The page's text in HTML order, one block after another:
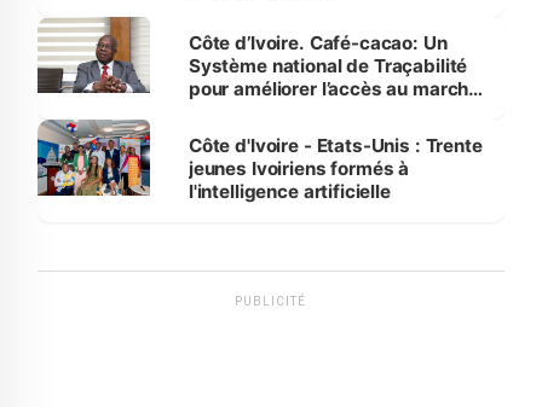
Côte d’Ivoire. Café-cacao: Un
Système national de Traçabilité
pour améliorer l’accès au marché
Côte d'Ivoire - Etats-Unis : Trente
jeunes Ivoiriens formés à
l'intelligence artificielle
PUBLICITÉ